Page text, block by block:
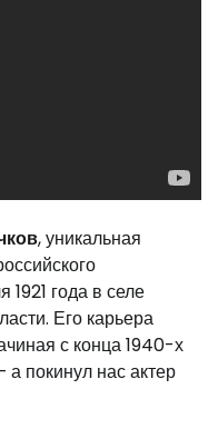
, уникальная
года в селе
Его карьера
с конца 1940-х
а покинул нас актер